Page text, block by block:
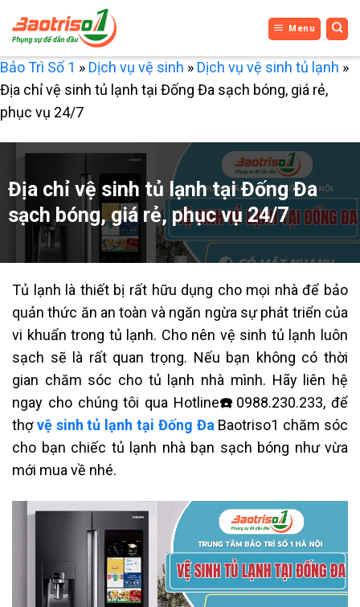
qua
nội
dung
Menu
Bảo Trì Số 1 » Dịch vụ vệ sinh » Dịch vụ vệ sinh tủ lạnh »
Địa chỉ vệ sinh tủ lạnh tại Đống Đa sạch bóng, giá rẻ,
phục vụ 24/7
Địa chỉ vệ sinh tủ lạnh tại Đống Đa
sạch bóng, giá rẻ, phục vụ 24/7
Tủ lạnh là thiết bị rất hữu dụng cho mọi nhà để bảo
quản thức ăn an toàn và ngăn ngừa sự phát triển của
vi khuẩn trong tủ lạnh. Cho nên vệ sinh tủ lạnh luôn
sạch sẽ là rất quan trọng. Nếu bạn không có thời
gian chăm sóc cho tủ lạnh nhà mình. Hãy liên hệ
ngay cho chúng tôi qua Hotline☎️ 0988.230.233, để
thợvệ sinh tủ lạnh tại Đống ĐaBaotriso1 chăm sóc
cho bạn chiếc tủ lạnh nhà bạn sạch bóng như vừa
mới mua về nhé.